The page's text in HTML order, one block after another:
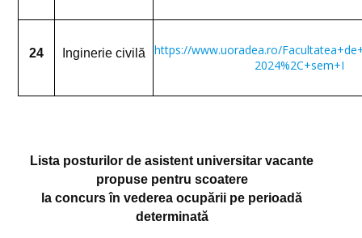
Cursuri
Manifestări studențești
Finalizare studii
Calendar
24 Inginerie civilă
https://www.uoradea.ro/
2024%2C+sem+I
Lista posturilor de asistent universitar vacante
propuse pentru scoatere
la concurs în vederea ocupării pe perioadă
determinată